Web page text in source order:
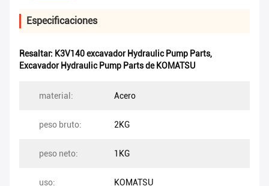
Especificaciones
Resaltar: K3V140 excavador Hydraulic Pump Parts,
Excavador Hydraulic Pump Parts de KOMATSU
material: Acero
peso bruto: 2KG
peso neto: 1KG
uso: KOMATSU